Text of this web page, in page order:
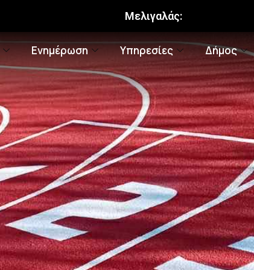
Μελιγαλάς:
Ενημέρωση Υπηρεσίες
Δήμος